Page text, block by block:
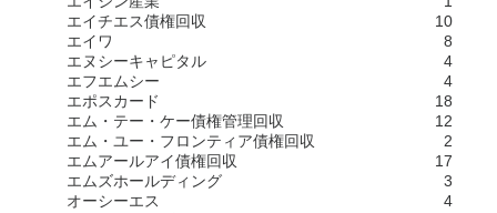
エイチエス債権回収
10
エイワ
8
エヌシーキャピタル
4
エフエムシー
4
エポスカード
18
エム・テー・ケー債権管理回収
12
エム・ユー・フロンティア債権回収
2
エムアールアイ債権回収
17
エムズホールディング
3
オーシーエス
4